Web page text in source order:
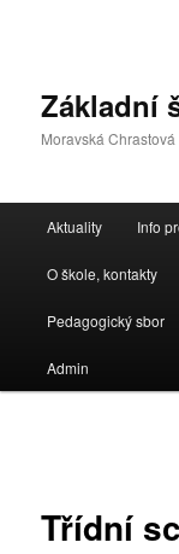
Základní
Moravská
navigační
Aktuality Info
O škole, kontakty
Pedagogický sbor
Admin
Třídní